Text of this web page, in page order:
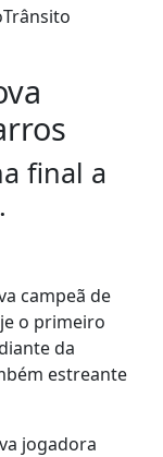
Trânsito
final a
campeã de
o primeiro
da
estreante
jogadora